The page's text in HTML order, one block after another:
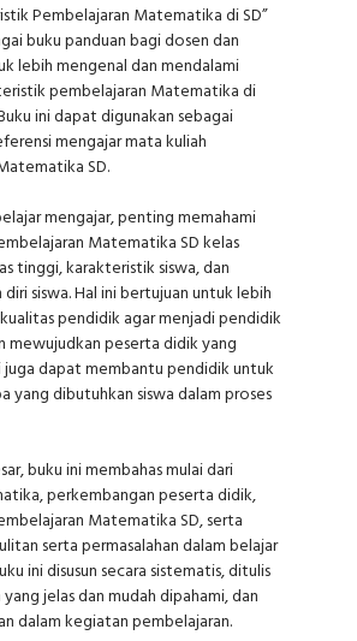
Pembelajaran Matematika di SD”
buku panduan bagi dosen dan
lebih mengenal dan mendalami
pembelajaran Matematika di
ini dapat digunakan sebagai
mengajar mata kuliah
SD.
mengajar, penting memahami
Matematika SD kelas
tinggi, karakteristik siswa, dan
siswa. Hal ini bertujuan untuk lebih
pendidik agar menjadi pendidik
mewujudkan peserta didik yang
juga dapat membantu pendidik untuk
yang dibutuhkan siswa dalam proses
buku ini membahas mulai dari
perkembangan peserta didik,
Matematika SD, serta
serta permasalahan dalam belajar
ini disusun secara sistematis, ditulis
jelas dan mudah dipahami, dan
dalam kegiatan pembelajaran.